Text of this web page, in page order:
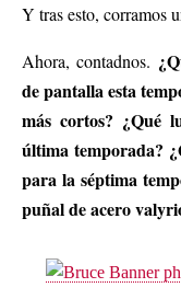
Y tras esto, corramos
Ahora, contadnos.
de pantalla esta
más cortos? ¿Qué
última temporada?
para la séptima
puñal de acero